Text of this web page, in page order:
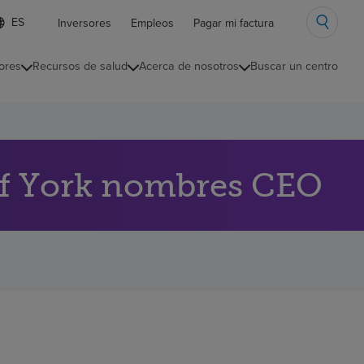
Inversores Empleos Pagar mi factura
Recursos de salud Acerca de nosotros Buscar un centro
nombres CEO